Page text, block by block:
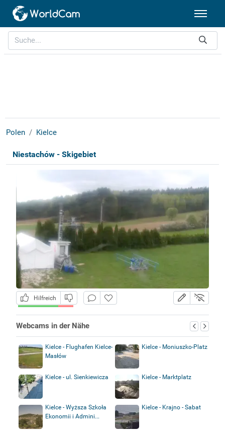
Polen Kielce
Niestachów - Skigebiet
Hilfreich
Webcams in der Nähe
Kielce - Flughafen Kielce-
Masłów
Kielce - Moniuszko-Platz
Kielce - ul. Sienkiewicza Kielce - Marktplatz
Kielce - Wyższa Szkoła
Ekonomii i Admini...
Kielce - Krajno - Sabat